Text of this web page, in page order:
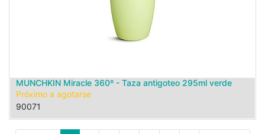
MUNCHKIN Miracle 360º - Taza antigoteo 295ml verde
Próximo a agotarse
90071